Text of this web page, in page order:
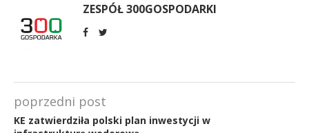
ZESPÓŁ 300GOSPODARKI
poprzedni post
KE zatwierdziła polski plan inwestycji w